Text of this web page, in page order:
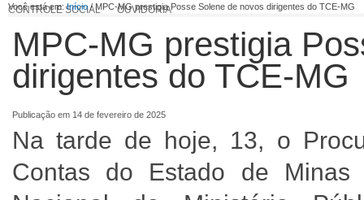
CONTROLE SOCIAL OUVIDORIA
Você está em:Início/ MPC-MG prestigia Posse Solene de novos dirigentes do TCE-MG
MPC-MG prestigia
dirigentes do TCE-MG
Publicação em 14 de fevereiro de 2025
Na tarde de hoje, 13, o
Contas do Estado de Minas